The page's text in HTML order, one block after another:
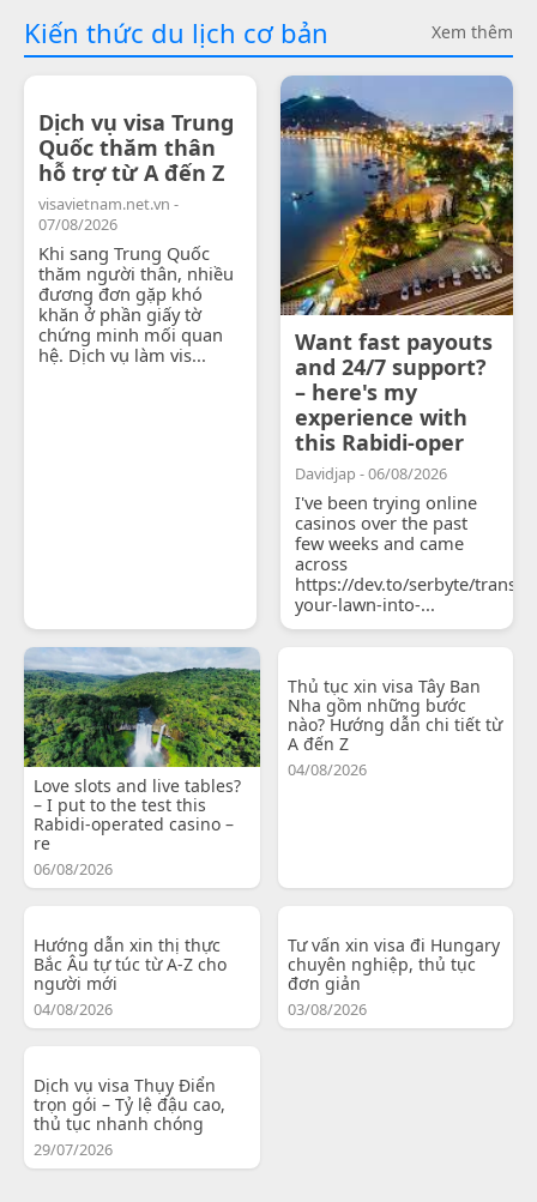
Kiến thức du lịch cơ bản Xem thêm
Dịch vụ visa Trung
Quốc thăm thân
hỗ trợ từ A đến Z
visavietnam.net.vn -
07/08/2026
Khi sang Trung Quốc
thăm người thân, nhiều
đương đơn gặp khó
khăn ở phần giấy tờ
chứng minh mối quan
hệ. Dịch vụ làm vis...
Want fast payouts
and 24/7 support?
– here's my
experience with
this Rabidi-oper
Davidjap - 06/08/2026
I've been trying online
casinos over the past
few weeks and came
across
https://dev.to/serbyte/
your-lawn-into-...
Love slots and live tables?
– I put to the test this
Rabidi-operated casino –
re
06/08/2026
Thủ tục xin visa Tây Ban
Nha gồm những bước
nào? Hướng dẫn chi tiết từ
A đến Z
04/08/2026
Hướng dẫn xin thị thực
Bắc Âu tự túc từ A-Z cho
người mới
04/08/2026
Tư vấn xin visa đi Hungary
chuyên nghiệp, thủ tục
đơn giản
03/08/2026
Dịch vụ visa Thụy Điển
trọn gói – Tỷ lệ đậu cao,
thủ tục nhanh chóng
29/07/2026